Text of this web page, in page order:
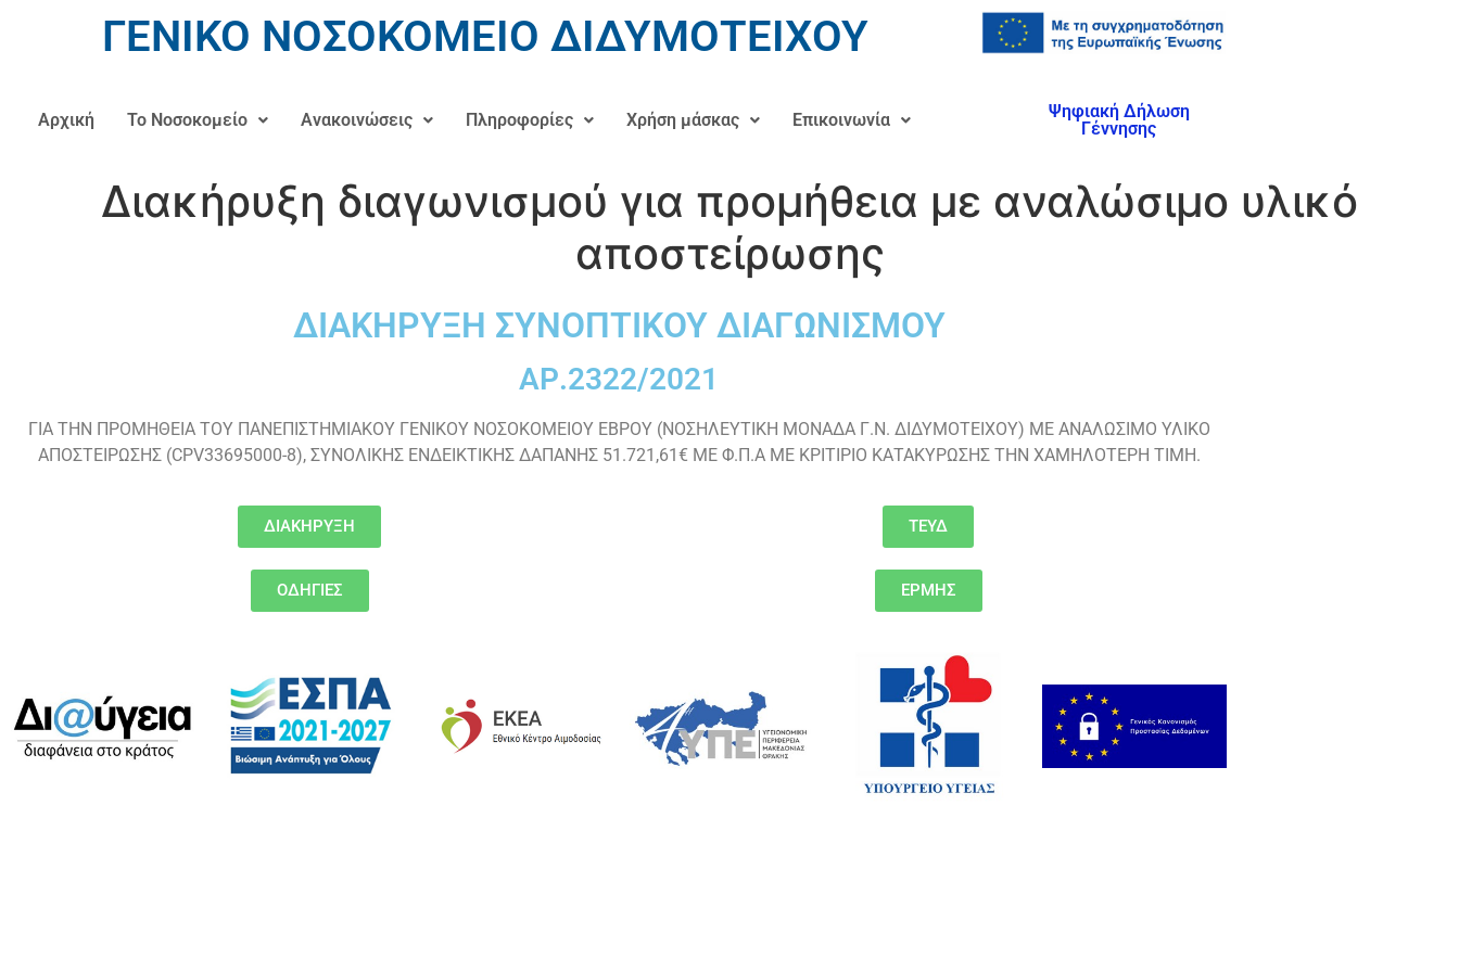
ΓΕΝΙΚΟ ΝΟΣΟΚΟΜΕΙΟ ΔΙΔΥΜΟΤΕΙΧΟΥ
Αρχική Το Νοσοκομείο Ανακοινώσεις Πληροφορίες Χρήση μάσκας Επικοινωνία
Ψηφιακή Δήλωση
Γέννησης
Διακήρυξη διαγωνισμού για προμήθεια με αναλώσιμο υλικό
αποστείρωσης
ΔΙΑΚΗΡΥΞΗ ΣΥΝΟΠΤΙΚΟΥ ΔΙΑΓΩΝΙΣΜΟΥ
ΑΡ.2322/2021
ΓΙΑ ΤΗΝ ΠΡΟΜΗΘΕΙΑ ΤΟΥ ΠΑΝΕΠΙΣΤΗΜΙΑΚΟΥ ΓΕΝΙΚΟΥ ΝΟΣΟΚΟΜΕΙΟΥ ΕΒΡΟΥ (ΝΟΣΗΛΕΥΤΙΚΗ ΜΟΝΑΔΑ Γ.Ν. ΔΙΔΥΜΟΤΕΙΧΟΥ) ME ΑΝΑΛΩΣΙΜΟ ΥΛΙΚΟ
ΑΠΟΣΤΕΙΡΩΣΗΣ (CPV33695000-8), ΣΥΝΟΛΙΚΗΣ ΕΝΔΕΙΚΤΙΚΗΣ ΔΑΠΑΝΗΣ 51.721,61€ ΜΕ Φ.Π.Α ΜΕ ΚΡΙΤΙΡΙΟ ΚΑΤΑΚΥΡΩΣΗΣ ΤΗΝ ΧΑΜΗΛΟΤΕΡΗ ΤΙΜΗ.
ΔΙΑΚΗΡΥΞΗ ΤΕΥΔ
ΟΔΗΓΙΕΣ ΕΡΜΗΣ